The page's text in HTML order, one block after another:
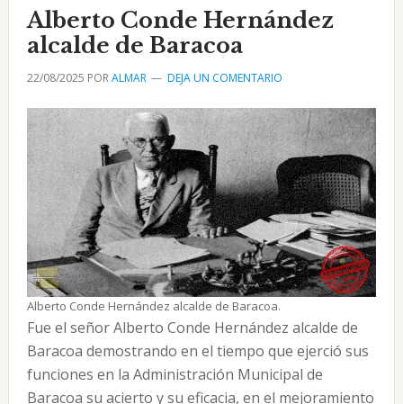
fideos
de
Alberto
Hernández
Alberto Conde Hernández
alcalde de Baracoa
22/08/2025 PORALMAR DEJA UN COMENTARIO
Alberto Conde Hernández alcalde de Baracoa.
Fue el señor Alberto Conde Hernández alcalde de
Baracoa demostrando en el tiempo que ejerció sus
funciones en la Administración Municipal de
Baracoa su acierto y su eficacia, en el mejoramiento